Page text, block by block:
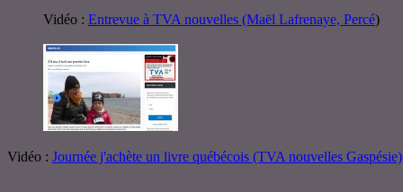
Vidéo : Entrevue à TVA nouvelles (Maël Lafrenaye, Percé)
Vidéo : Journée j'achète un livre québécois (TVA nouvelles Gaspésie)